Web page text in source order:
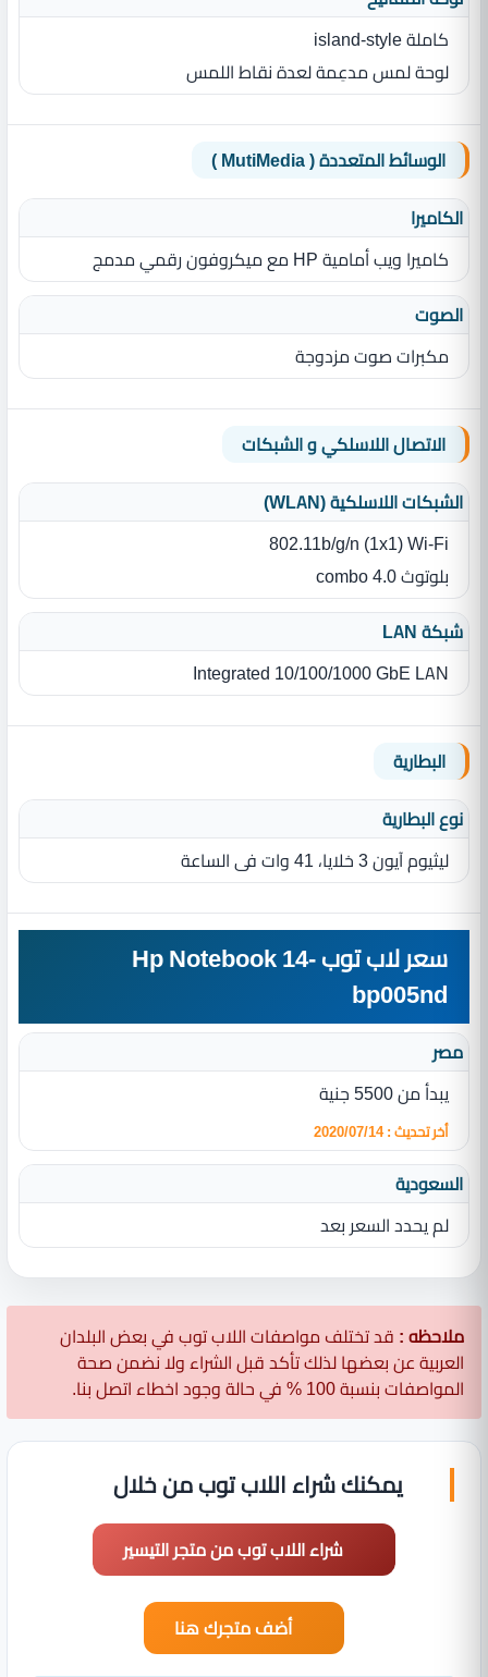
كاملة island‎-style
لوحة لمس مدعِمة لعدة نقاط اللمس
الوسائط المتعددة ( MutiMedia )
الكاميرا
كاميرا ويب أمامية HP مع ميكروفون رقمي مدمج
الصوت
مكبرات صوت مزدوجة
الاتصال اللاسلكي و الشبكات
الشبكات اللاسلكية (WLAN)
802.11b/g/n (1x1) Wi-Fi
بلوتوث 4.0 combo
شبكة LAN
Integrated 10/100/1000 GbE LAN
البطارية
نوع البطارية‏
ليثيوم آيون 3 خلايا، 41 وات فى الساعة
سعر لاب توب Hp Notebook 14-
bp005nd
مصر
يبدأ من 5500 جنية
أخر تحديث : 2020/07/14
السعودية
لم يحدد السعر بعد
ملاحظه : قد تختلف مواصفات اللاب توب في بعض البلدان
العربية عن بعضها لذلك تأكد قبل الشراء ولا نضمن صحة
المواصفات بنسبة 100 % في حالة وجود اخطاء اتصل بنا.
يمكنك شراء اللاب توب من خلال
شراء اللاب توب من متجر التيسير
أضف متجرك هنا